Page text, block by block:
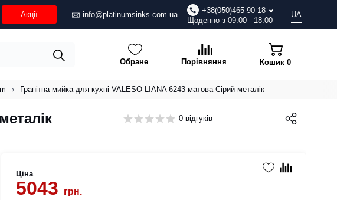
Акції info@platinumsinks.com.ua
+38(050)465-90-18
Щоденно з 09:00 - 18.00
UA
Обране Порівняння Кошик 0
Гранітна мийка для кухні VALESO LIANA 6243 матова Сірий металік
0 відгуків
Ціна
5043 грн.